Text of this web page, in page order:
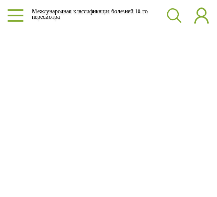
Международная классификация болезней 10-го
пересмотра